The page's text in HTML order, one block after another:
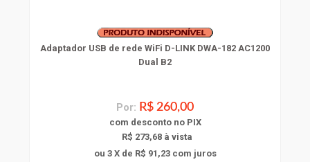
Adaptador USB de rede WiFi D-LINK DWA-182 AC1200
Dual B2
Por: R$ 260,00
com desconto no PIX
R$ 273,68 à vista
ou 3 X de R$ 91,23com juros